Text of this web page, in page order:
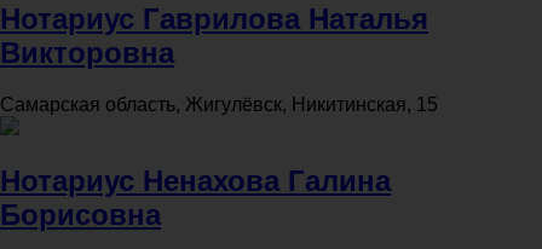
Нотариус Гаврилова Наталья
Викторовна
Самарская область, Жигулёвск, Никитинская, 15
Нотариус Ненахова Галина
Борисовна